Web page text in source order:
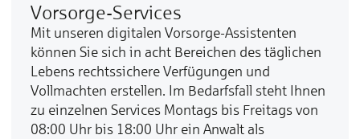
Vorsorge-Services
Mit unseren digitalen Vorsorge-Assistenten
können Sie sich in acht Bereichen des täglichen
Lebens rechtssichere Verfügungen und
Vollmachten erstellen. Im Bedarfsfall steht Ihnen
zu einzelnen Services Montags bis Freitags von
08:00 Uhr bis 18:00 Uhr ein Anwalt als